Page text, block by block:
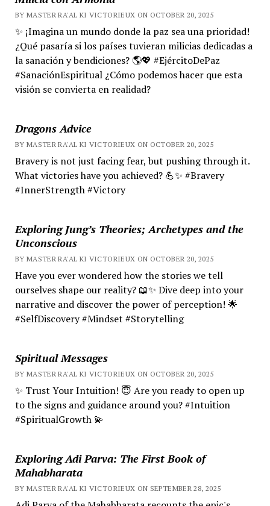
BY MASTER RA'AL KI VICTORIEUX ON OCTOBER 20, 2025
✨ ¡Imagina un mundo donde la paz sea una prioridad!
¿Qué pasaría si los países tuvieran milicias dedicadas a
la sanación y bendiciones? 🌎💖 #EjércitoDePaz
#SanaciónEspiritual ¿Cómo podemos hacer que esta
visión se convierta en realidad?
Dragons Advice
BY MASTER RA'AL KI VICTORIEUX ON OCTOBER 20, 2025
Bravery is not just facing fear, but pushing through it.
What victories have you achieved? 💪✨ #Bravery
#InnerStrength #Victory
Exploring Jung’s Theories; Archetypes and the
Unconscious
BY MASTER RA'AL KI VICTORIEUX ON OCTOBER 20, 2025
Have you ever wondered how the stories we tell
ourselves shape our reality? 📖✨ Dive deep into your
narrative and discover the power of perception! 🌟
#SelfDiscovery #Mindset #Storytelling
Spiritual Messages
BY MASTER RA'AL KI VICTORIEUX ON OCTOBER 20, 2025
✨ Trust Your Intuition! 😇 Are you ready to open up
to the signs and guidance around you? #Intuition
#SpiritualGrowth 💫
Exploring Adi Parva: The First Book of
Mahabharata
BY MASTER RA'AL KI VICTORIEUX ON SEPTEMBER 28, 2025